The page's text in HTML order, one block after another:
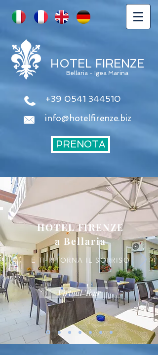
HOTEL FIRENZE
Bellaria - Igea Marina
+39 0541 344510
info@hotelfirenze.biz
PRENOTA
HOTEL FIRENZE
a Bellaria
E TI RITORNA IL SORRISO
Virtual Tour